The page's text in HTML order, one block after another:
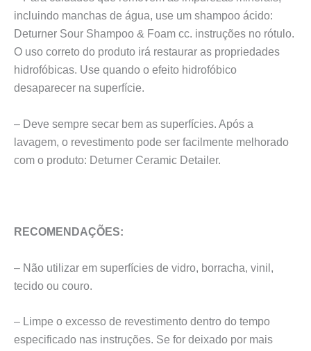
incluindo manchas de água, use um shampoo ácido:
Deturner Sour Shampoo & Foam cc. instruções no rótulo.
O uso correto do produto irá restaurar as propriedades
hidrofóbicas. Use quando o efeito hidrofóbico
desaparecer na superfície.
– Deve sempre secar bem as superfícies. Após a
lavagem, o revestimento pode ser facilmente melhorado
com o produto: Deturner Ceramic Detailer.
RECOMENDAÇÕES:
– Não utilizar em superfícies de vidro, borracha, vinil,
tecido ou couro.
– Limpe o excesso de revestimento dentro do tempo
especificado nas instruções. Se for deixado por mais